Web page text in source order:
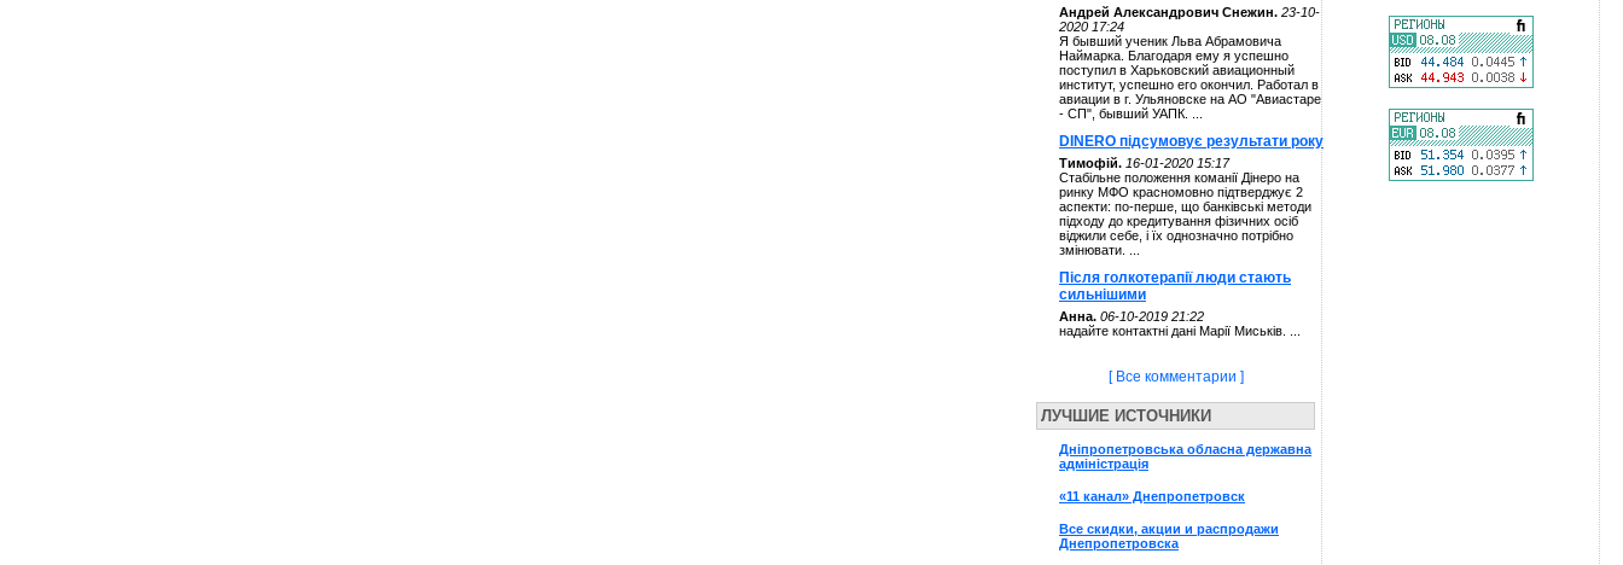
Андрей Александрович Снежин. 23-10-
2020 17:24
Я бывший ученик Льва Абрамовича
Наймарка. Благодаря ему я успешно
поступил в Харьковский авиационный
институт, успешно его окончил. Работал в
авиации в г. Ульяновске на АО "Авиастаре
- СП", бывший УАПК. ...
DINERO підсумовує результати року
Тимофій. 16-01-2020 15:17
Стабільне положення команії Дінеро на
ринку МФО красномовно підтверджує 2
аспекти: по-перше, що банківські методи
підходу до кредитування фізичних осіб
віджили себе, і їх однозначно потрібно
змінювати. ...
Після голкотерапії люди стають
сильнішими
Анна. 06-10-2019 21:22
надайте контактні дані Марії Миськів. ...
[ Все комментарии ]
ЛУЧШИЕ ИСТОЧНИКИ
Дніпропетровська обласна державна
адміністрація
«11 канал» Днепропетровск
Все скидки, акции и распродажи
Днепропетровска